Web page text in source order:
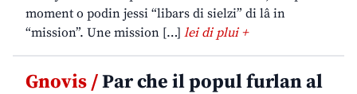
moment o podin jessi “libars di sielzi” di lâ in
“mission”. Une mission […] lei di plui +
Gnovis /Par che il popul furlan al